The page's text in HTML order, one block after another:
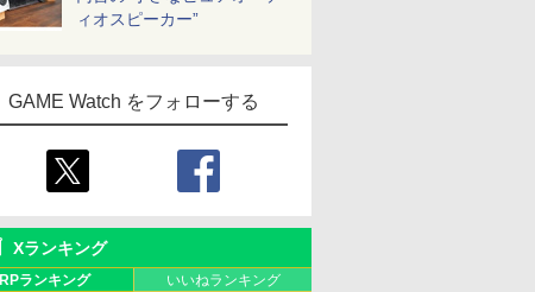
ィオスピーカー”
GAME Watch をフォローする
Xランキング
RPランキング いいねランキング